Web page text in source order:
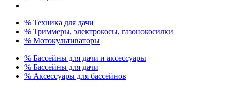
% Техника для дачи
% Триммеры, электрокосы, газонокосилки
% Мотокультиваторы
% Бассейны для дачи и аксессуары
% Бассейны для дачи
% Аксессуары для бассейнов